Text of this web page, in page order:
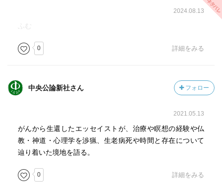
「それでも、尚これをする」という決断に重みを加える前
提ですらあるというのだ。
す』で述べている「輪をなす時間」という考え方について
それらを上から順に層にして、その層を束のまま、上に突
き出すように湾曲させ、最終的に円形にすることによっ
間」という考え方を示している。（表紙にある絵のイメー
ジ。また、私は同書を15年ほど前に読んでいるのだが、改
めて得心した次第） そして著者は、このモデルに基づい
て、最も外側の輪に乗っている我々が死んだときには、そ
こから降りて内側の先祖の輪に加わる、そして、ある日再
2024.08.13
0 詳細をみる
中央公論新社さん フォロー
2021.05.13
がんから生還したエッセイストが、治療や瞑想の経験や仏
教・神道・心理学を渉猟、生老病死や時間と存在について
辿り着いた境地を語る。
0 詳細をみる